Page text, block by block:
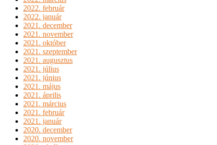
2022. február
2022. január
2021. december
2021. november
2021. október
2021. szeptember
2021. augusztus
2021. július
2021. június
2021. május
2021. április
2021. március
2021. február
2021. január
2020. december
2020. november